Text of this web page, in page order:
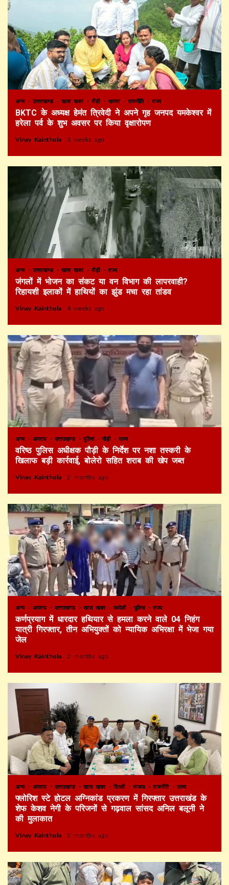
अन्य उत्तराखण्ड खास खबर पौड़ी भाजपा राजनीति राज्य
BKTC के अध्यक्ष हेमंत त्रिवेदी ने अपने गृह जनपद यमकेश्वर में
हरेला पर्व के शुभ अवसर पर किया वृक्षारोपण
Vinay Kainthola 3 weeks ago
अन्य उत्तराखण्ड खास खबर पौड़ी राज्य
जंगलों में भोजन का संकट या वन विभाग की लापरवाही?
रिहायशी इलाकों में हाथियों का झुंड मचा रहा तांडव
Vinay Kainthola 4 weeks ago
अन्य अपराध उत्तराखण्ड पुलिस पौड़ी राज्य
वरिष्ठ पुलिस अधीक्षक पौड़ी के निर्देश पर नशा तस्करी के
खिलाफ बड़ी कार्रवाई, बोलेरो सहित शराब की खेप जब्त
Vinay Kainthola 2 months ago
अन्य अपराध उत्तराखण्ड खास खबर चमोली पुलिस राज्य
कर्णप्रयाग में धारदार हथियार से हमला करने वाले 04 निहंग
यात्री गिरफ्तार, तीन अभियुक्तों को न्यायिक अभिरक्षा में भेजा गया
जेल
Vinay Kainthola 2 months ago
अन्य अपराध उत्तराखण्ड खास खबर दिल्ली भाजपा राजनीति राज्य
फ्लोरिश स्टे होटल अग्निकांड प्रकरण में गिरफ्तार उत्तराखंड के
शेफ केशव नेगी के परिजनों से गढ़वाल सांसद अनिल बलूनी ने
की मुलाकात
Vinay Kainthola 2 months ago